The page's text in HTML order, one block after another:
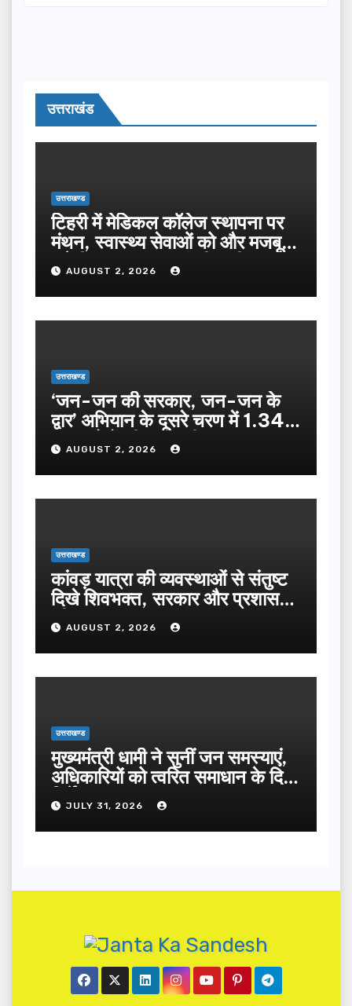
उत्तराखंड
उत्तराखण्ड
टिहरी में मेडिकल कॉलेज स्थापना पर
मंथन, स्वास्थ्य सेवाओं को और मजबूत
करेगी सरकार: मुख्यमंत्री धामी…
AUGUST 2, 2026
उत्तराखण्ड
‘जन-जन की सरकार, जन-जन के
द्वार’ अभियान के दूसरे चरण में 1.34
लाख लोगों की भागीदारी…
AUGUST 2, 2026
उत्तराखण्ड
कांवड़ यात्रा की व्यवस्थाओं से संतुष्ट
दिखे शिवभक्त, सरकार और प्रशासन
की सराहना…
AUGUST 2, 2026
उत्तराखण्ड
मुख्यमंत्री धामी ने सुनीं जन समस्याएं,
अधिकारियों को त्वरित समाधान के दिए
निर्देश
JULY 31, 2026